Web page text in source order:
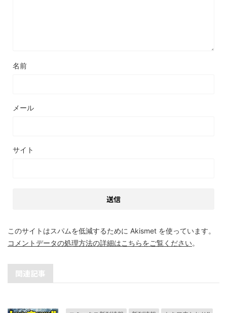
名前
メール
サイト
このサイトはスパムを低減するために Akismet を使っています。
コメントデータの処理方法の詳細はこちらをご覧ください。
関連記事